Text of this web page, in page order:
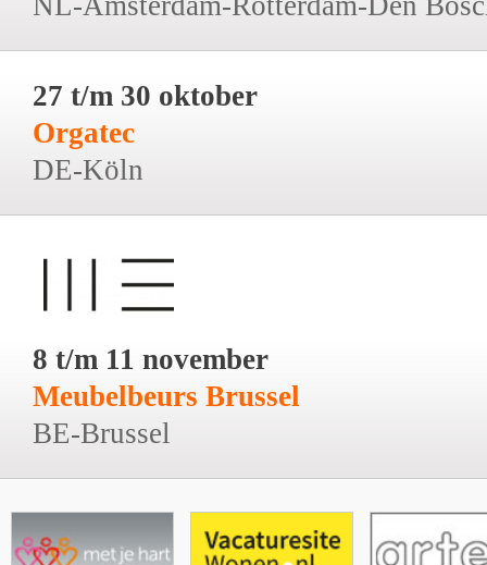
27 t/m 30 oktober
Orgatec
DE-Köln
8 t/m 11 november
Meubelbeurs Brussel
BE-Brussel